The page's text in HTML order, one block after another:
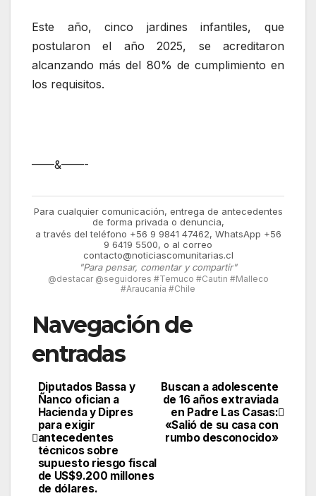
Este año, cinco jardines infantiles, que
postularon el año 2025, se acreditaron
alcanzando más del 80% de cumplimiento en
los requisitos.
——&——-
Para cualquier comunicación, entrega de antecedentes
de forma privada o denuncia,
a través del teléfono +56 9 9841 47462, WhatsApp +56
9 6419 5500, o al correo
contacto@noticiascomunitarias.cl
"Para pensar, comentar y compartir"
@destacar @seguidores #Temuco #Cautin #Malleco
#Araucanía #Chile
Navegación de
entradas
Buscan a adolescente
de 16 años extraviada
en Padre Las Casas:
«Salió de su casa con
rumbo desconocido»
Diputados Bassa y
Ñanco ofician a
Hacienda y Dipres
para exigir
antecedentes
técnicos sobre
supuesto riesgo fiscal
de US$9.200 millones
de dólares.